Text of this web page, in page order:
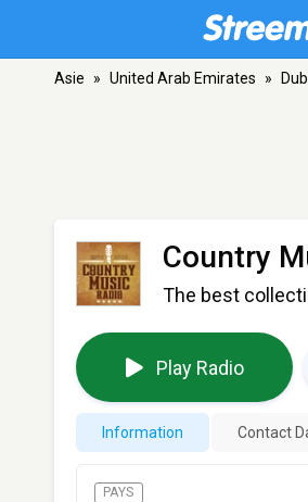
Asie » United Arab Emirates »
Country
The best
Play Radio
Information Contact
PAYS